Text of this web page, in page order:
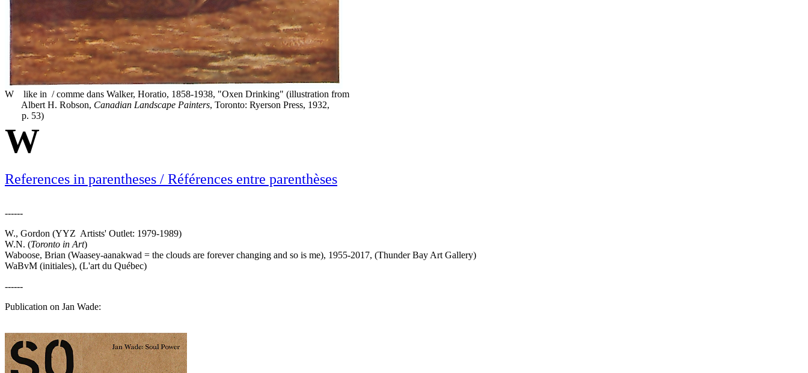
W like in / comme dans Walker, Horatio, 1858-1938, "Oxen Drinking" (illustration from
Albert H. Robson, Canadian Landscape Painters, Toronto: Ryerson Press, 1932,
p. 53)
W
References in parentheses / Références entre parenthèses
------
W., Gordon (YYZ Artists' Outlet: 1979-1989)
W.N. (Toronto in Art)
Waboose, Brian (Waasey-aanakwad = the clouds are forever changing and so is me), 1955-2017, (Thunder Bay Art Gallery)
WaBvM (initiales), (L'art du Québec)
------
Publication on Jan Wade: